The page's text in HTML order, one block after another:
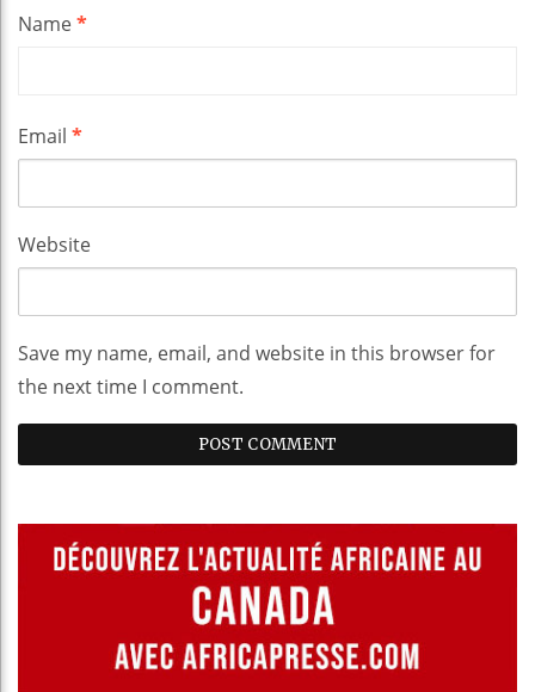
Name*
Email *
Website
Save my name, email, and website in this browser for
the next time I comment.